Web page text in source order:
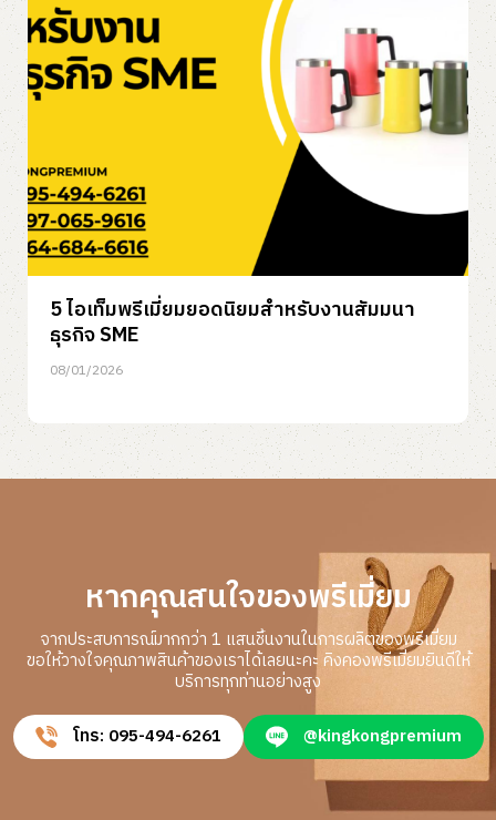
5 ไอเท็มพรีเมี่ยมยอดนิยมสำหรับงานสัมมนา
ธุรกิจ SME
08/01/2026
หากคุณสนใจของพรีเมี่ยม
จากประสบการณ์มากกว่า 1 แสนชิ้นงานในการผลิตของพรีเมี่ยม
ขอให้วางใจคุณภาพสินค้าของเราได้เลยนะคะ คิงคองพรีเมี่ยมยินดีให้
บริการทุกท่านอย่างสูง
โทร: 095-494-6261
@kingkongpremium